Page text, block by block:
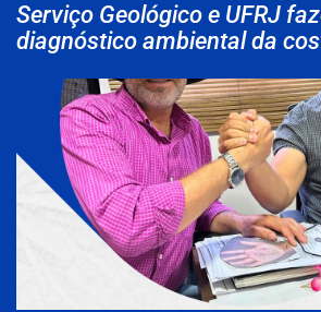
Serviço Geológico e UFRJ
diagnóstico ambiental da